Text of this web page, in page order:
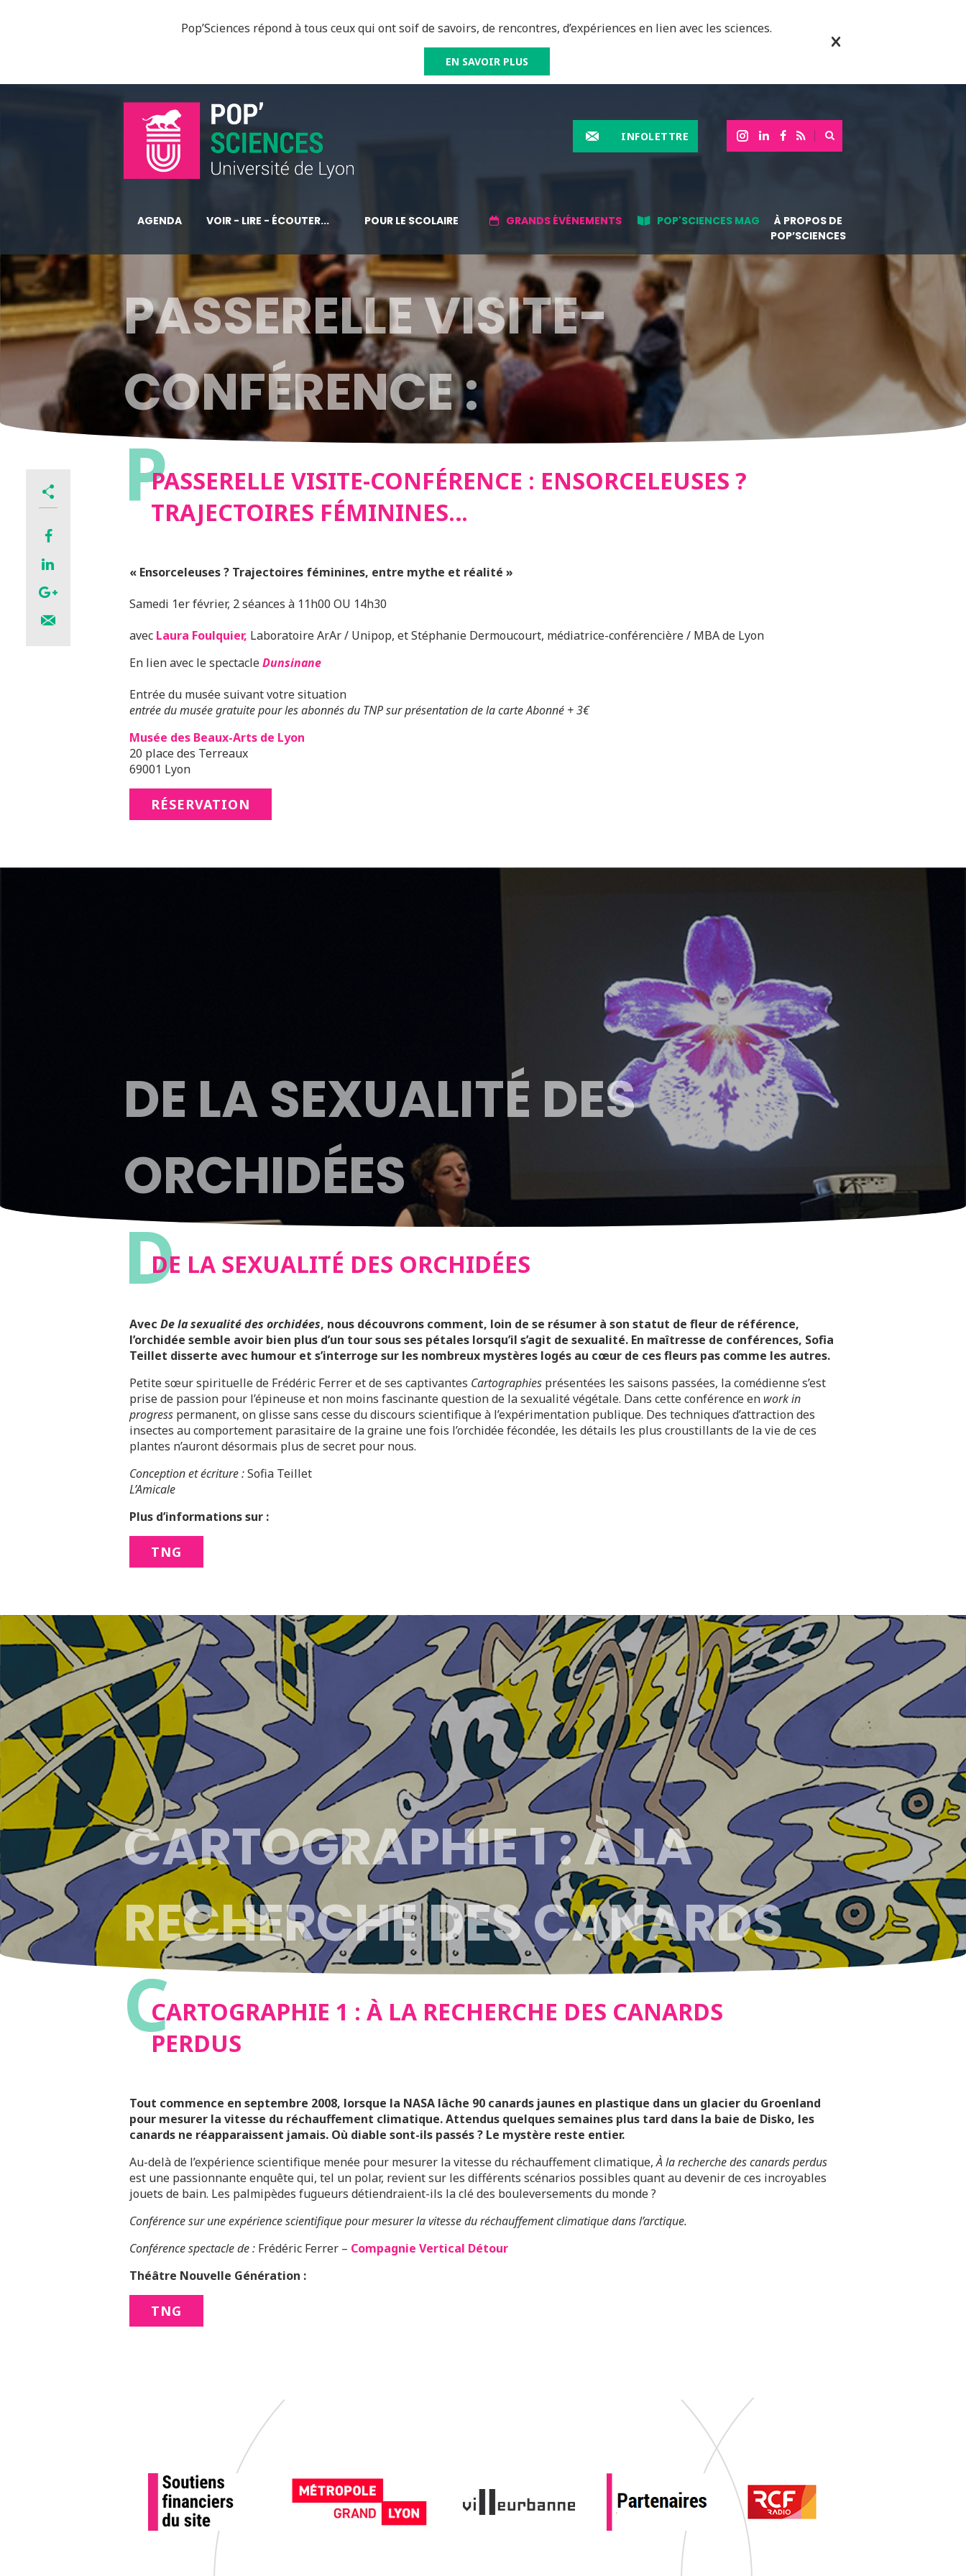
Pop’Sciences répond à tous ceux qui ont soif de savoirs, de rencontres, d’expériences en lien avec les sciences.
EN SAVOIR PLUS
INFOLETTRE
AGENDA VOIR - LIRE - ÉCOUTER... POUR LE SCOLAIRE GRANDS ÉVÉNEMENTS POP'SCIENCES MAG
À PROPOS DE
POP’SCIENCES
PASSERELLE VISITE-
CONFÉRENCE :
ENSORCELEUSES ?
TRAJECTOIRES FÉMININES…
PPASSERELLE VISITE-CONFÉRENCE : ENSORCELEUSES ?
TRAJECTOIRES FÉMININES…
« Ensorceleuses ? Trajectoires féminines, entre mythe et réalité »
Samedi 1er février, 2 séances à 11h00 OU 14h30
avec Laura Foulquier, Laboratoire ArAr / Unipop, et Stéphanie Dermoucourt, médiatrice-conférencière / MBA de Lyon
En lien avec le spectacleDunsinane
Entrée du musée suivant votre situation
entrée du musée gratuite pour les abonnés du TNP sur présentation de la carte Abonné + 3€
Musée des Beaux-Arts de Lyon
20 place des Terreaux
69001 Lyon
RÉSERVATION
DE LA SEXUALITÉ DES
ORCHIDÉES
DDE LA SEXUALITÉ DES ORCHIDÉES
Avec De la sexualité des orchidées, nous découvrons comment, loin de se résumer à son statut de fleur de référence,
l’orchidée semble avoir bien plus d’un tour sous ses pétales lorsqu’il s’agit de sexualité. En maîtresse de conférences, Sofia
Teillet disserte avec humour et s’interroge sur les nombreux mystères logés au cœur de ces fleurs pas comme les autres.
Petite sœur spirituelle de Frédéric Ferrer et de ses captivantes Cartographies présentées les saisons passées, la comédienne s’est
prise de passion pour l’épineuse et non moins fascinante question de la sexualité végétale. Dans cette conférence en work in
progress permanent, on glisse sans cesse du discours scientifique à l’expérimentation publique. Des techniques d’attraction des
insectes au comportement parasitaire de la graine une fois l’orchidée fécondée, les détails les plus croustillants de la vie de ces
plantes n’auront désormais plus de secret pour nous.
Conception et écriture :Sofia Teillet
L’Amicale
Plus d’informations sur :
TNG
CARTOGRAPHIE 1 : À LA
RECHERCHE DES CANARDS
PERDUS
CCARTOGRAPHIE 1 : À LA RECHERCHE DES CANARDS
PERDUS
Tout commence en septembre 2008, lorsque la NASA lâche 90 canards jaunes en plastique dans un glacier du Groenland
pour mesurer la vitesse du réchauffement climatique. Attendus quelques semaines plus tard dans la baie de Disko, les
canards ne réapparaissent jamais. Où diable sont-ils passés ? Le mystère reste entier.
Au-delà de l’expérience scientifique menée pour mesurer la vitesse du réchauffement climatique,À la recherche des canards perdus
est une passionnante enquête qui, tel un polar, revient sur les différents scénarios possibles quant au devenir de ces incroyables
jouets de bain. Les palmipèdes fugueurs détiendraient-ils la clé des bouleversements du monde ?
Conférence sur une expérience scientifique pour mesurer la vitesse du réchauffement climatique dans l’arctique.
Conférence spectacle de : Frédéric Ferrer – Compagnie Vertical Détour
Théâtre Nouvelle Génération :
TNG